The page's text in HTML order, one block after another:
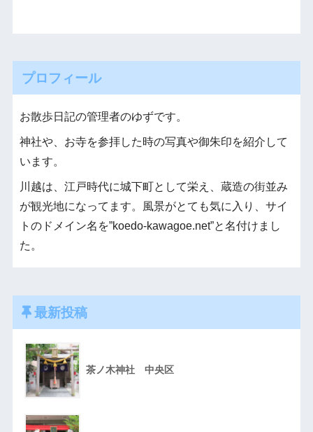
プロフィール
お散歩日記の管理者のゆずです。
神社や、お寺を参拝した時の写真や御朱印を紹介して
います。
川越は、江戸時代に城下町として栄え、蔵造の街並み
が観光地になってます。風景がとても気に入り、サイ
トのドメイン名を”koedo-kawagoe.net”と名付けまし
た。
最新投稿
茶ノ木神社 中央区